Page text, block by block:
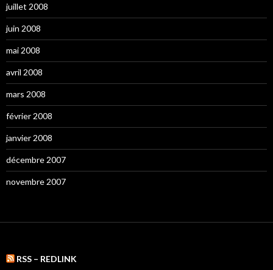
juillet 2008
juin 2008
mai 2008
avril 2008
mars 2008
février 2008
janvier 2008
décembre 2007
novembre 2007
RSS – REDLINK